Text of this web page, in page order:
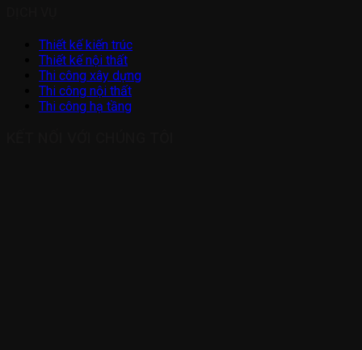
Thiết kế kiến trúc
Thiết kế nội thất
Thi công xây dựng
Thi công nội thất
Thi công hạ tầng